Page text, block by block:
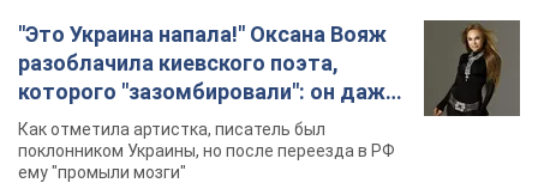
"Это Украина напала!" Оксана Вояж
разоблачила киевского поэта,
которого "зазомбировали": он даже
русского не знал, а теперь хочет
геноцида украинцев
Как отметила артистка, писатель был
поклонником Украины, но после переезда в РФ
ему "промыли мозги"